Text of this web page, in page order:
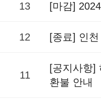
13 [마감]
12 [종료] 인
11
[공지사항]
환불 안내